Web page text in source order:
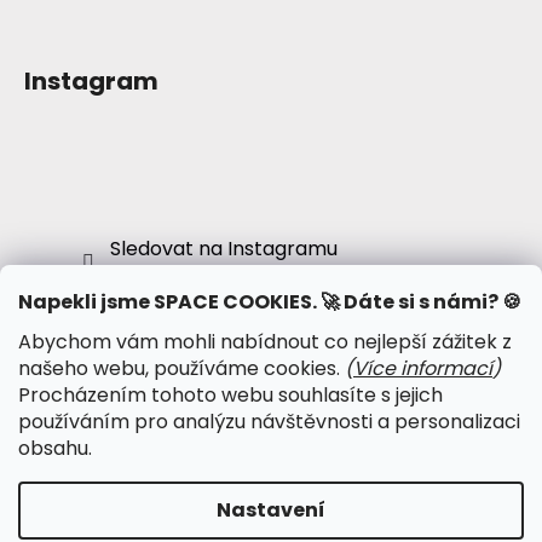
Napekli jsme SPACE COOKIES. 🚀 Dáte si s námi? 🍪
Abychom vám mohli nabídnout co nejlepší zážitek z
našeho webu, používáme cookies. (Více informací)
Procházením tohoto webu souhlasíte s jejich
používáním pro analýzu návštěvnosti a personalizaci
obsahu.
Nastavení
Instagram
Sledovat na Instagramu
● Obchodní podmínky
● Podmínky ochrany osobních údajů
● Kalendář psy-událostí